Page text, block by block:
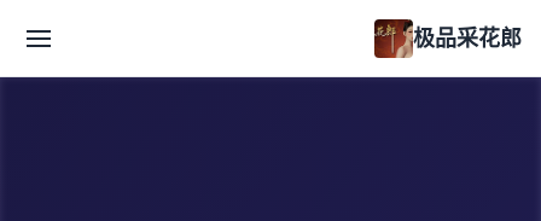
极品采花郎